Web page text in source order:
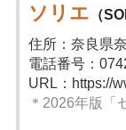
ソリエ （
住所：奈良県
電話番号：
URL：https://
＊2026年版「